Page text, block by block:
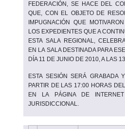
FEDERACIÓN, SE HACE DEL
QUE, CON EL OBJETO DE
IMPUGNACIÓN QUE
LOS EXPEDIENTES QUE A
ESTA SALA REGIONAL,
EN LA SALA DESTINADA PARA
DÍA 11 DE JUNIO DE 2010, A LAS
ESTA SESIÓN SERÁ GRABADA
PARTIR DE LAS 17:00 HORAS
EN LA PÁGINA DE
JURISDICCIONAL.